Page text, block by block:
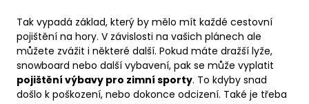
Tak vypadá základ, který by mělo mít každé cestovní
pojištění na hory. V závislosti na vašich plánech ale
můžete zvážit i některé další. Pokud máte dražší lyže,
snowboard nebo další vybavení, pak se může vyplatit
pojištění výbavy pro zimní sporty. To kdyby snad
došlo k poškození, nebo dokonce odcizení. Také je třeba